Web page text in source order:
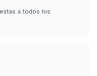
a todos los